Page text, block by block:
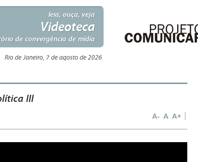
leia, ouça, veja
Videoteca
de convergência de mídia
Rio de Janeiro, 7 de agosto de 2026
III
A- A A+